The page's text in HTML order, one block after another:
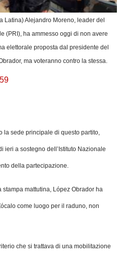
Latina) Alejandro Moreno, leader del
(PRI), ha ammesso oggi di non avere
elettorale proposta dal presidente del
ma voteranno contro la stessa.
la sede principale di questo partito,
ieri a sostegno dell’Istituto Nazionale
della partecipazione.
mattutina, López Obrador ha
come luogo per il raduno, non
che si trattava di una mobilitazione